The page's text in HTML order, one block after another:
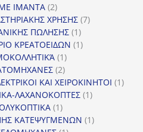
ΙΜΑΝΤΑ 22
προϊόντα
ΧΡΗΣΗΣ 77
ΠΩΛΗΣΗΣ 11
προϊόν
ΚΡΕΑΤΟΕΙΔΩΝ 11
11
προϊόν
22
προϊόντα
ΚΑΙ ΧΕΙΡΟΚΙΝΗΤΟΙ 11
ΛΑΧΑΝΟΚΟΠΤΕΣ 11
11
προϊόν
ΚΑΤΕΨΥΓΜΕΝΩΝ 11